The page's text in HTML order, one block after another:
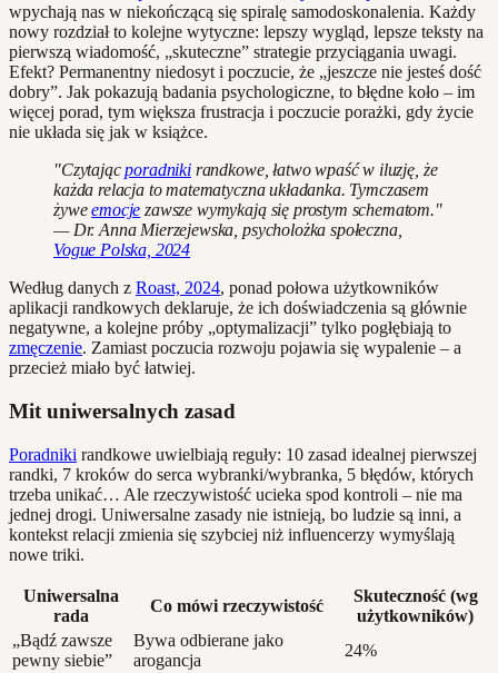
wpychają nas w niekończącą się spiralę samodoskonalenia. Każdy
nowy rozdział to kolejne wytyczne: lepszy wygląd, lepsze teksty na
pierwszą wiadomość, „skuteczne” strategie przyciągania uwagi.
Efekt? Permanentny niedosyt i poczucie, że „jeszcze nie jesteś dość
dobry”. Jak pokazują badania psychologiczne, to błędne koło – im
więcej porad, tym większa frustracja i poczucie porażki, gdy życie
nie układa się jak w książce.
"Czytającporadnikirandkowe, łatwo wpaść w iluzję, że
każda relacja to matematyczna układanka. Tymczasem
żyweemocje zawsze wymykają się prostym schematom."
— Dr. Anna Mierzejewska, psycholożka społeczna,
Vogue Polska, 2024
Według danych z Roast, 2024, ponad połowa użytkowników
aplikacji randkowych deklaruje, że ich doświadczenia są głównie
negatywne, a kolejne próby „optymalizacji” tylko pogłębiają to
zmęczenie. Zamiast poczucia rozwoju pojawia się wypalenie – a
przecież miało być łatwiej.
Mit uniwersalnych zasad
Poradniki randkowe uwielbiają reguły: 10 zasad idealnej pierwszej
randki, 7 kroków do serca wybranki/wybranka, 5 błędów, których
trzeba unikać… Ale rzeczywistość ucieka spod kontroli – nie ma
jednej drogi. Uniwersalne zasady nie istnieją, bo ludzie są inni, a
kontekst relacji zmienia się szybciej niż influencerzy wymyślają
nowe triki.
Uniwersalna
rada
Co mówi rzeczywistość
Skuteczność (wg
użytkowników)
„Bądź zawsze
pewny siebie”
Bywa odbierane jako
arogancja
24%